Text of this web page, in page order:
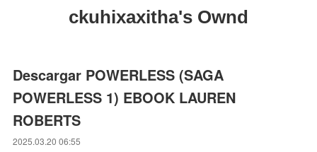
ckuhixaxitha's Ownd
Descargar POWERLESS (SAGA
POWERLESS 1) EBOOK LAUREN
ROBERTS
2025.03.20 06:55